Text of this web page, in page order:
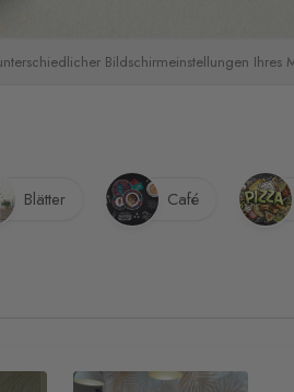
Bildschirmeinstellungen
Blätter Café